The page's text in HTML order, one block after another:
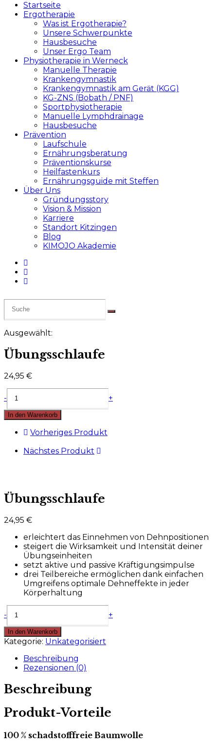
Startseite
Ergotherapie
Was ist Ergotherapie?
Unsere Schwerpunkte
Hausbesuche
Unser Ergo Team
Physiotherapie in Werneck
Manuelle Therapie
Krankengymnastik
Krankengymnastik am Gerät (KGG)
KG-ZNS (Bobath / PNF)
Sportphysiotherapie
Manuelle Lymphdrainage
Hausbesuche
Prävention
Laufschule
Ernährungsberatung
Präventionskurse
Heilfastenkurs
Ernährungsguide mit Steffen
Über Uns
Gründungsstory
Vision & Mission
Karriere
Standort Kitzingen
Blog
KIMOJO Akademie
Ausgewählt:
Übungsschlaufe
24,95 €
Menge
- +
In den Warenkorb
Vorheriges Produkt
Nächstes Produkt
Übungsschlaufe
24,95 €
erleichtert das Einnehmen von Dehnpositionen
steigert die Wirksamkeit und Intensität deiner
Übungseinheiten
setzt aktive und passive Kräftigungsimpulse
drei Teilbereiche ermöglichen dank einfachen
Umgreifens optimale Dehneffekte in jeder
Körperhaltung
Menge
- +
In den Warenkorb
Kategorie: Unkategorisiert
Beschreibung
Rezensionen (0)
Beschreibung
Produkt-Vorteile
100 % schadstofffreie Baumwolle